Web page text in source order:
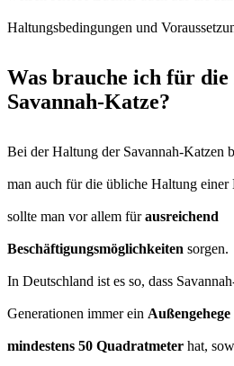
Haltungsbedingungen und
Was brauche ich für
Savannah-Katze?
Bei der Haltung der Savannah-Katzen
man auch für die übliche Haltung
sollte man vor allem fürausreichend
Beschäftigungsmöglichkeiten sorgen.
In Deutschland ist es so, dass
Generationen immer ein Außengehege
mindestens 50 Quadratmeter hat,